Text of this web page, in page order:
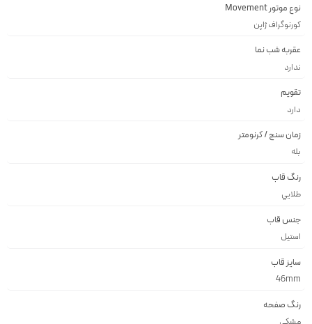
نوع موتور Movement
کورنوگراف ژاپن
عقربه شب نما
ندارد
تقویم
دارد
زمان سنج / کرنومتر
رنگ قاب
طلايي
جنس قاب
استيل
سایز قاب
46mm
رنگ صفحه